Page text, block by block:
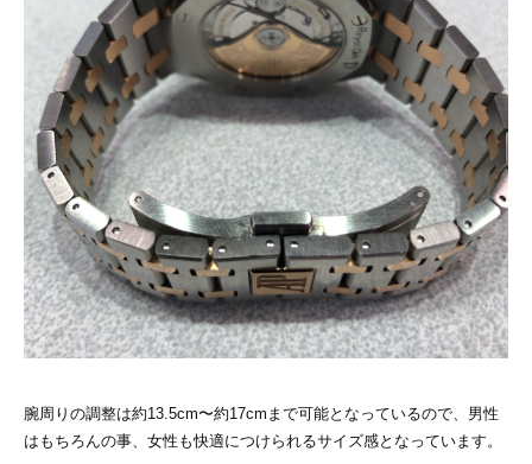
腕周りの調整は約13.5cm〜約17cmまで可能となっているので、男性
はもちろんの事、女性も快適につけられるサイズ感となっています。